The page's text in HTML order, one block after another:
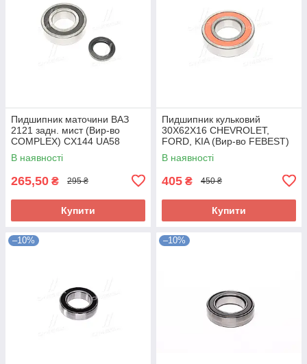
Пидшипник маточини ВАЗ
2121 задн. мист (Вир-во
COMPLEX) CX144 UA58
В наявності
265,50 ₴ 295 ₴
Купити
Пидшипник кульковий
30X62X16 CHEVROLET,
FORD, KIA (Вир-во FEBEST)
AS-6206-2RS UA58
В наявності
405 ₴ 450 ₴
Купити
–10% –10%